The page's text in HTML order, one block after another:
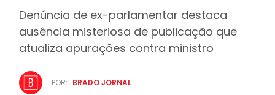
Denúncia de ex-parlamentar destaca
ausência misteriosa de publicação que
atualiza apurações contra ministro
POR: BRADO JORNAL